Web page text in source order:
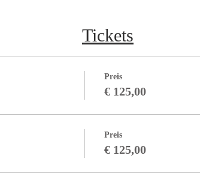
Tickets
Preis
€ 125,00
Preis
€ 125,00